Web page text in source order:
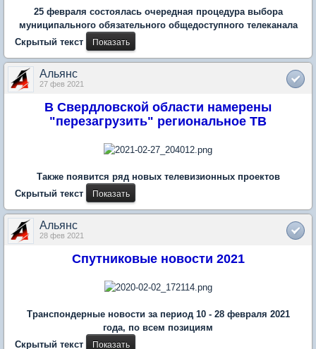
25 февраля состоялась очередная процедура выбора
муниципального обязательного общедоступного телеканала
Скрытый текст
Альянс
27 фев 2021
В Свердловской области намерены
"перезагрузить" региональное ТВ
Также появится ряд новых телевизионных проектов
Скрытый текст
Альянс
28 фев 2021
Спутниковые новости 2021
Транспондерные новости за период 10 - 28 февраля 2021
года, по всем позициям
Скрытый текст